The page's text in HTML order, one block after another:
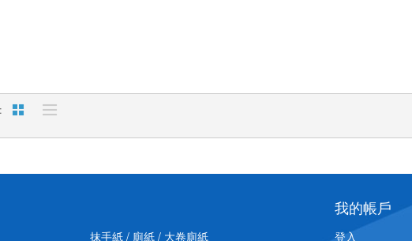
抹手紙 / 廁紙 / 大卷廁紙
我的帳戶
登入